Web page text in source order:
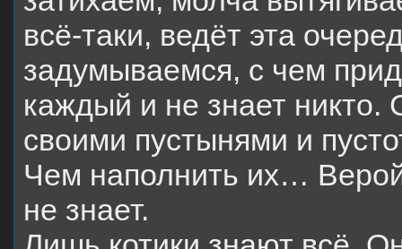
всё-таки, ведёт эта
задумываемся, с чем
каждый и не знает никто.
своими пустынями и
Чем наполнить их…
не знает.